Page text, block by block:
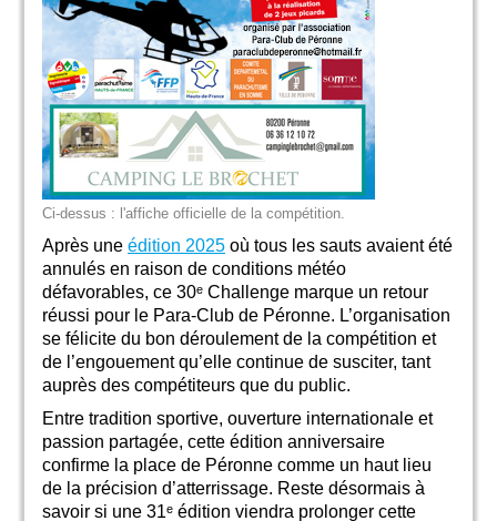
Ci-dessus : l'affiche officielle de la compétition.
Après une édition 2025 où tous les sauts avaient été
annulés en raison de conditions météo
défavorables, ce 30ᵉ Challenge marque un retour
réussi pour le Para-Club de Péronne. L’organisation
se félicite du bon déroulement de la compétition et
de l’engouement qu’elle continue de susciter, tant
auprès des compétiteurs que du public.
Entre tradition sportive, ouverture internationale et
passion partagée, cette édition anniversaire
confirme la place de Péronne comme un haut lieu
de la précision d’atterrissage. Reste désormais à
savoir si une 31ᵉ édition viendra prolonger cette